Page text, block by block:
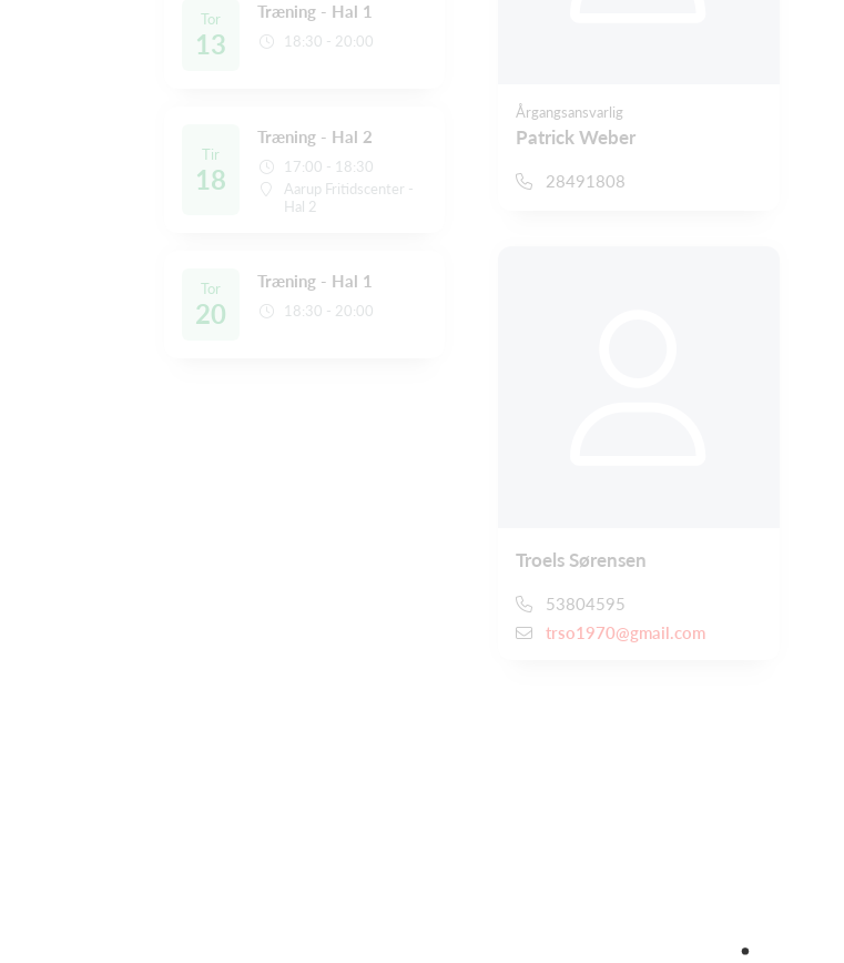
Tor
13
Træning - Hal 1
18:30 - 20:00
Tir
18
Træning - Hal 2
17:00 - 18:30
Aarup Fritidscenter -
Hal 2
Tor
20
Træning - Hal 1
18:30 - 20:00
Årgangsansvarlig
Patrick Weber
28491808
Troels Sørensen
53804595
trso1970@gmail.com